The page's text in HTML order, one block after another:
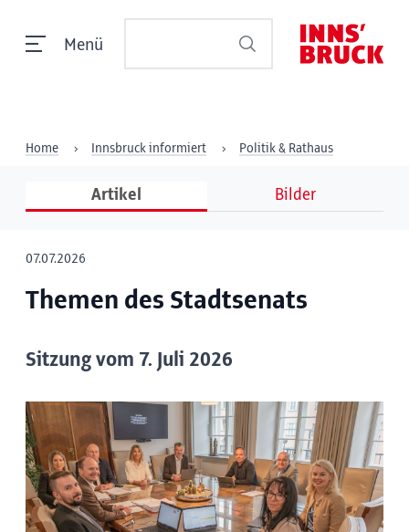
Menü
Home Innsbruck informiert Politik & Rathaus
Artikel Bilder
07.07.2026
Themen des Stadtsenats
Sitzung vom 7. Juli 2026